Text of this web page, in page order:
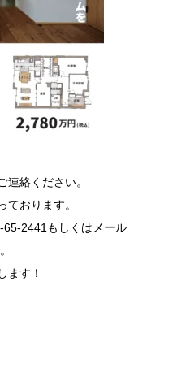
連絡ください。
ております。
65-2441もしくはメール
ます！